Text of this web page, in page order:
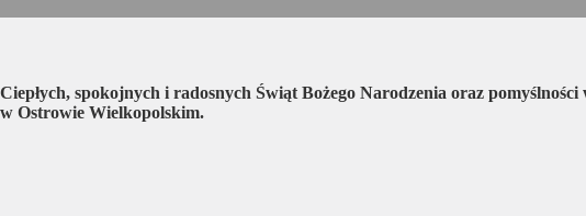
Ciepłych, spokojnych i radosnych Świąt Bożego Narodzenia oraz
w Ostrowie Wielkopolskim.